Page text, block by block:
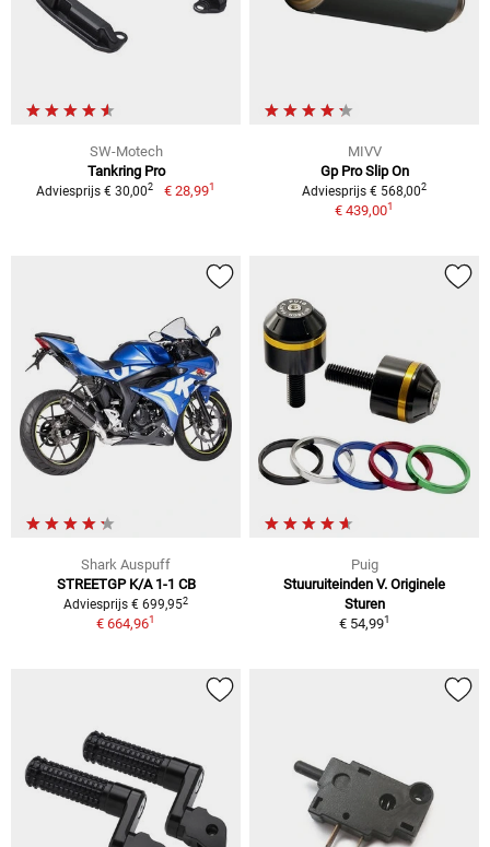
SW-Motech
Tankring Pro
Adviesprijs € 30,002 € 28,991
MIVV
Gp Pro Slip On
Adviesprijs € 568,002
€ 439,001
Shark Auspuff
STREETGP K/A 1-1 CB
Adviesprijs € 699,952
€ 664,961
Puig
Stuuruiteinden V. Originele
Sturen
€ 54,991